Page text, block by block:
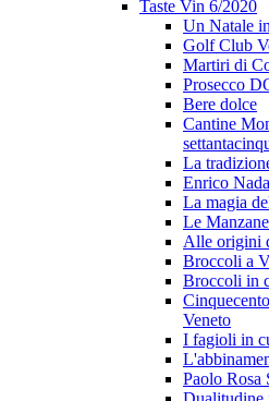
Taste Vin 6/2020
Un Natale
Golf Club
Martiri di
Prosecco
Bere dolce
Cantine
La
Enrico
La magia
Le
Alle origini
Broccoli a
Broccoli in
Veneto
I fagioli in
Paolo Rosa